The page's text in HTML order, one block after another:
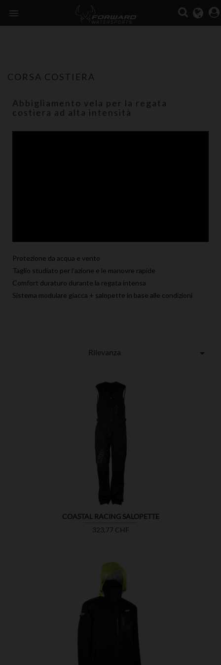

CORSA COSTIERA
Abbigliamento vela per la regata
costiera ad alta intensità
Protezione da acqua e vento
Taglio studiato per l’azione e le manovre rapide
Comfort duraturo durante la regata intensa
Sistema modulare giacca + salopette in base alle condizioni
Rilevanza 
COASTAL RACING SALOPETTE
Prezzo
323,77 CHF
